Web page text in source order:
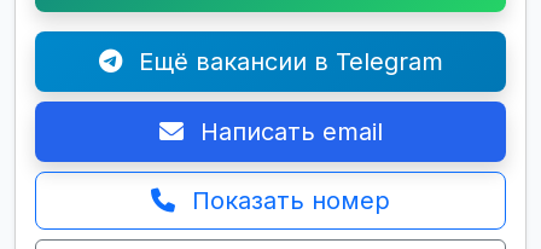
Ещё вакансии в Telegram
Написать email
Показать номер